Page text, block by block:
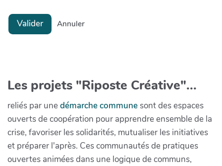
Valider Annuler
Les projets "Riposte Créative"...
reliés par unedémarche communesont des espaces
ouverts de coopération pour apprendre ensemble de la
crise, favoriser les solidarités, mutualiser les initiatives
et préparer l'après. Ces communautés de pratiques
ouvertes animées dans une logique de communs,